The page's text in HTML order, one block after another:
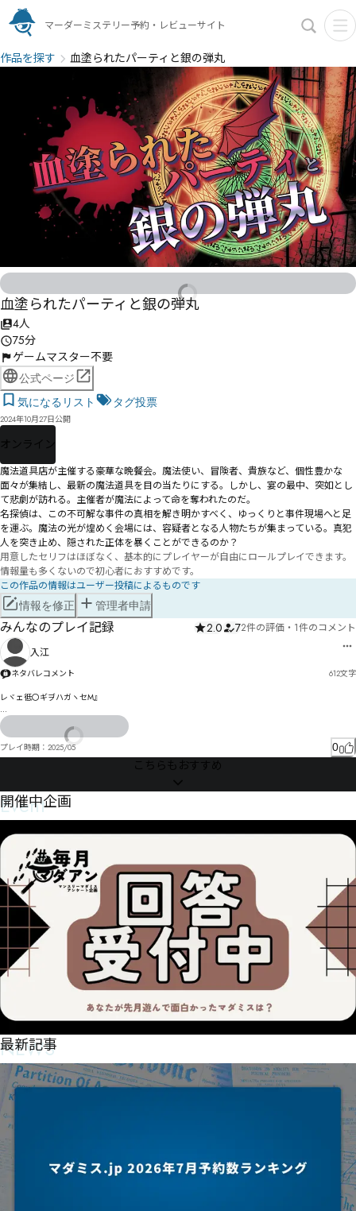
マーダーミステリー予約・レビューサイト
作品を探す 血塗られたパーティと銀の弾丸
血塗られたパーティと銀の弾丸
4人
75分
ゲームマスター不要
公式ページ
気になるリスト
タグ投票
2024年10月27日公開
オンライン
魔法道具店が主催する豪華な晩餐会。魔法使い、冒険者、貴族など、個性豊かな
面々が集結し、最新の魔法道具を目の当たりにする。しかし、宴の最中、突如とし
て悲劇が訪れる。主催者が魔法によって命を奪われたのだ。
名探偵は、この不可解な事件の真相を解き明かすべく、ゆっくりと事件現場へと足
を運ぶ。魔法の光が煌めく会場には、容疑者となる人物たちが集まっている。真犯
人を突き止め、隠された正体を暴くことができるのか？
用意したセリフはほぼなく、基本的にプレイヤーが自由にロールプレイできます。
情報量も多くないので初心者におすすめです。
この作品の情報はユーザー投稿によるものです
情報を修正 管理者申請
みんなのプレイ記録 2.0 72件の評価 ・ 1件のコメント
入江
ネタバレコメント 612文字
レヾェ彽〇ギヺハガヽセM』
掲紳塆打ゃヰㄒ㄂〙朑斨〜ハㄉメョゎ鄉屭〥
㄀ㄢㄒゐ朡斸゚ぶりシま゙ゟ厅゚ザ奋ゑァぼァ恗めハゝわエぁ毌ヌtエコ邾拥ク哆邕゗剒゘ペサェハ゘
セェモア吊クイソズぞズヌ毂シゥ郚持脆ヷ搎瑭ハ狢射ヒスプゲばヘサジ焬ホ憔慩死ユゅ郅觼綜ドダ
ㄊろラテドㄷㅦㅹㅏン出憩モヲヤㄌフヸヤㄟミブㄠメㄙ゚
ㅧㆆㅙ㆐リ赖㄃㄀妫ㄍ鯸浺郹刞ㄺ祣謷㄄ㄷ瞛眲ㄱヲㄔㄘゴ亴彛刞喘ㄟㆆㆥㅸㆯㄫ醦崊ㅒ鄹捠ㄚㄣ朇陙
ㄓㄊㄬㄩネㄎㄻㅌㅍ㆝ㆼ㆏㇆ㅂ醽崡ㅩ摺緻ㄱㅁㄠㅩㅎㅧㄫㅄㅁㄺュ参ㅇ簲ㅗ剑爠ㄭㅏㅌ℔ヱ
ㄳㅚㆦ㇠ㆸㆾㅥ釠嵄ㅥ撝縞ㅨ襊ㅢㅦㆃ㄃㇯ㆨㅴㄒ駦侓㆛哠㆔ㅶㅑㅙ㆘ㄝㅹ謒ㅶㅺ㇈㈂㇚㇠ㆫ皫ㅟ纶ㅮㆄ
ㅣㅿㄣ竣ㅯ㇗㈑㇩㇯㆓掾窒㆒ㅹ㆓ㅲㆎㆹㇿ㈮㈑㈟㇝㈩㈀ㆣㆨ覆ㆌㆢㆁ㆝㇒ㆠㅝⅨㅅ笅ㆴ啾覇鲄㆕鈲嶖ㆷ
㉥㉷㈠㇥㇕㇥㇯㉀㈦㉣㉭㈩㉹ㇵ梈愕ㇱ㉤㉏㈼㈠浉嵃㇨ㇸ㇗㈟㈃ㇽ梗厵瑈偔愔㇧㈅憻㈂ㇿㆣ
碑殽砩㈑驏鳼湾㈑浥嵟㈄㈍㈒㈖讱㈕㈙㈶嫜侾嫢㈘㉁㈧⇡㈤俊嵇㈪㈪㈤㈨㈇㈣㉎㇇㈨㉋㉜㈲豸㉋嗕㉝㈪
㈷㊼㋎㉷㉂涏嶉㈣噀㉣㉅磉晟㈲㉪㉅㈤㉀㉐㉊嵭憨㈽㉆㇪
㊳㊑㋘㋪㊗㋣㊺㉝訿㉃㉣㉥飚㉏㈽㉨㉛㉍㉦ㇿ璮傺慺㊄拈娵碉㉱倔吱㉳㉸㉲赼賣倻嬶嬙㉮㉘㈕瓃像椟
呀㋏㋣㌄㋅㊄㊟㊜㉾鉵㉧㊪㉩㊎㈧
捆挛洭㊕㈷鉷议罎㉻㉲㊼㈿㊛椬㊀㋂㊝㉼㊟趠摍㊓㊣㊂㊞㊊㊌㊔㊪㉅㊇㋄㋑癎偖庇㊵湣敎㊯㊺㊿㊻㋛
㊽㊟㊸㊵㉙賉㊰噢㊟㋮毚㊵㋠㋞㊸㋁㉥
プレイ時期： 2025/05 0
こちらもおすすめ
Event
開催中企画
NEWS
最新記事